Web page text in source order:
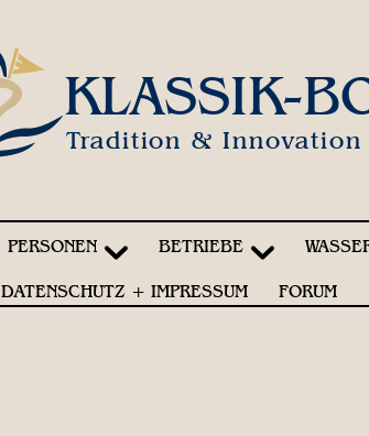
KLASSIK-
Tradition & Innovation
PERSONEN BETRIEBE
DATENSCHUTZ + IMPRESSUM FORUM